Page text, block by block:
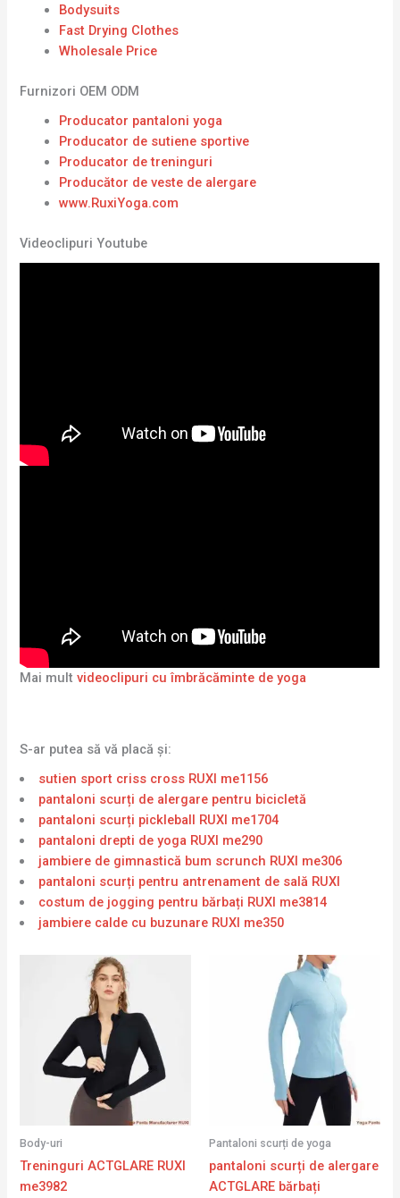
Bodysuits
Fast Drying Clothes
Wholesale Price
Furnizori OEM ODM
Producator pantaloni yoga
Producator de sutiene sportive
Producator de treninguri
Producător de veste de alergare
www.RuxiYoga.com
Videoclipuri Youtube
Mai multvideoclipuri cu îmbrăcăminte de yoga
S-ar putea să vă placă și:
sutien sport criss cross RUXI me1156
pantaloni scurți de alergare pentru bicicletă
pantaloni scurți pickleball RUXI me1704
pantaloni drepti de yoga RUXI me290
jambiere de gimnastică bum scrunch RUXI me306
pantaloni scurți pentru antrenament de sală RUXI
costum de jogging pentru bărbați RUXI me3814
jambiere calde cu buzunare RUXI me350
Body-uri
Treninguri ACTGLARE RUXI
me3982
Pantaloni scurți de yoga
pantaloni scurți de alergare
ACTGLARE bărbați